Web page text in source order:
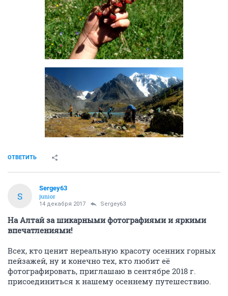
ОТВЕТИТЬ
S
Sergey63
junior
14 декабря 2017 Sergey63
На Алтай за шикарными фотографиями и яркими
впечатлениями!
Всех, кто ценит нереальную красоту осенних горных
пейзажей, ну и конечно тех, кто любит её
фотографировать, приглашаю в сентябре 2018 г.
присоединиться к нашему осеннему путешествию.